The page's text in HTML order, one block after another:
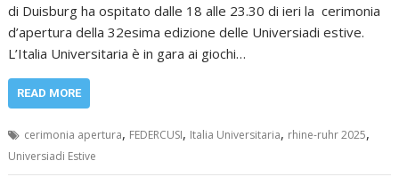
di Duisburg ha ospitato dalle 18 alle 23.30 di ieri la cerimonia
d’apertura della 32esima edizione delle Universiadi estive.
L’Italia Universitaria è in gara ai giochi…
READ MORE
cerimonia apertura, FEDERCUSI, Italia Universitaria, rhine-ruhr 2025,
Universiadi Estive